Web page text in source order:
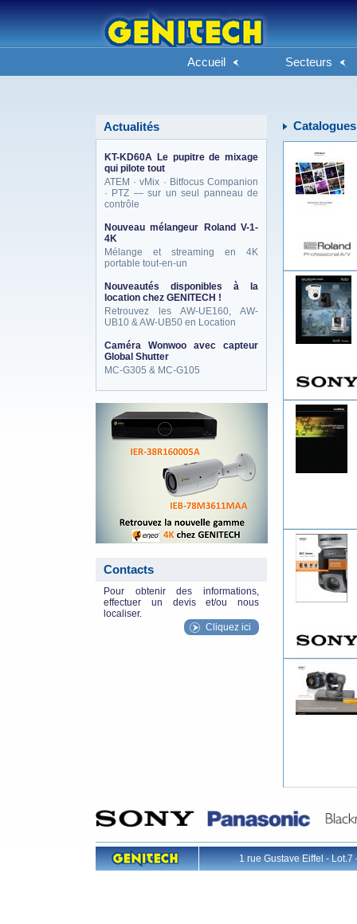
Accueil Secteurs
Actualités
KT-KD60A Le pupitre de mixage
qui pilote tout
ATEM · vMix · Bitfocus Companion
· PTZ — sur un seul panneau de
contrôle
Nouveau mélangeur Roland V-1-
4K
Mélange et streaming en 4K
portable tout-en-un
Nouveautés disponibles à la
location chez GENITECH !
Retrouvez les AW-UE160, AW-
UB10 & AW-UB50 en Location
Caméra Wonwoo avec capteur
Global Shutter
MC-G305 & MC-G105
Contacts
Pour obtenir des informations,
effectuer un devis et/ou nous
localiser.
Cliquez ici
Catalogues
1 rue Gustave Eiffel -